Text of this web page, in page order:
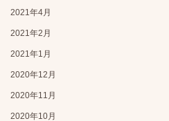
2021年4月
2021年2月
2021年1月
2020年12月
2020年11月
2020年10月